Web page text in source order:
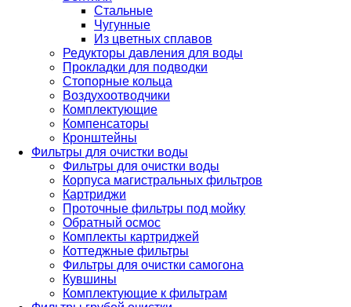
Стальные
Чугунные
Из цветных сплавов
Редукторы давления для воды
Прокладки для подводки
Стопорные кольца
Воздухоотводчики
Комплектующие
Компенсаторы
Кронштейны
Фильтры для очистки воды
Фильтры для очистки воды
Корпуса магистральных фильтров
Картриджи
Проточные фильтры под мойку
Обратный осмос
Комплекты картриджей
Коттеджные фильтры
Фильтры для очистки самогона
Кувшины
Комплектующие к фильтрам